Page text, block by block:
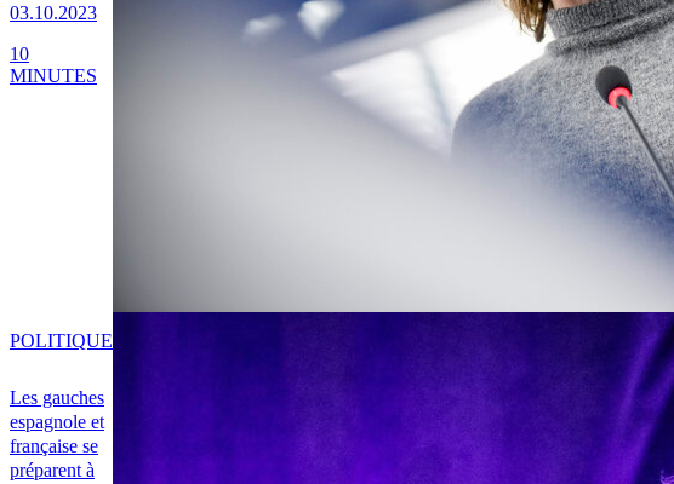
03.10.2023
10
MINUTES
Les gauches
espagnole et
française se
préparent à
POLITIQUE